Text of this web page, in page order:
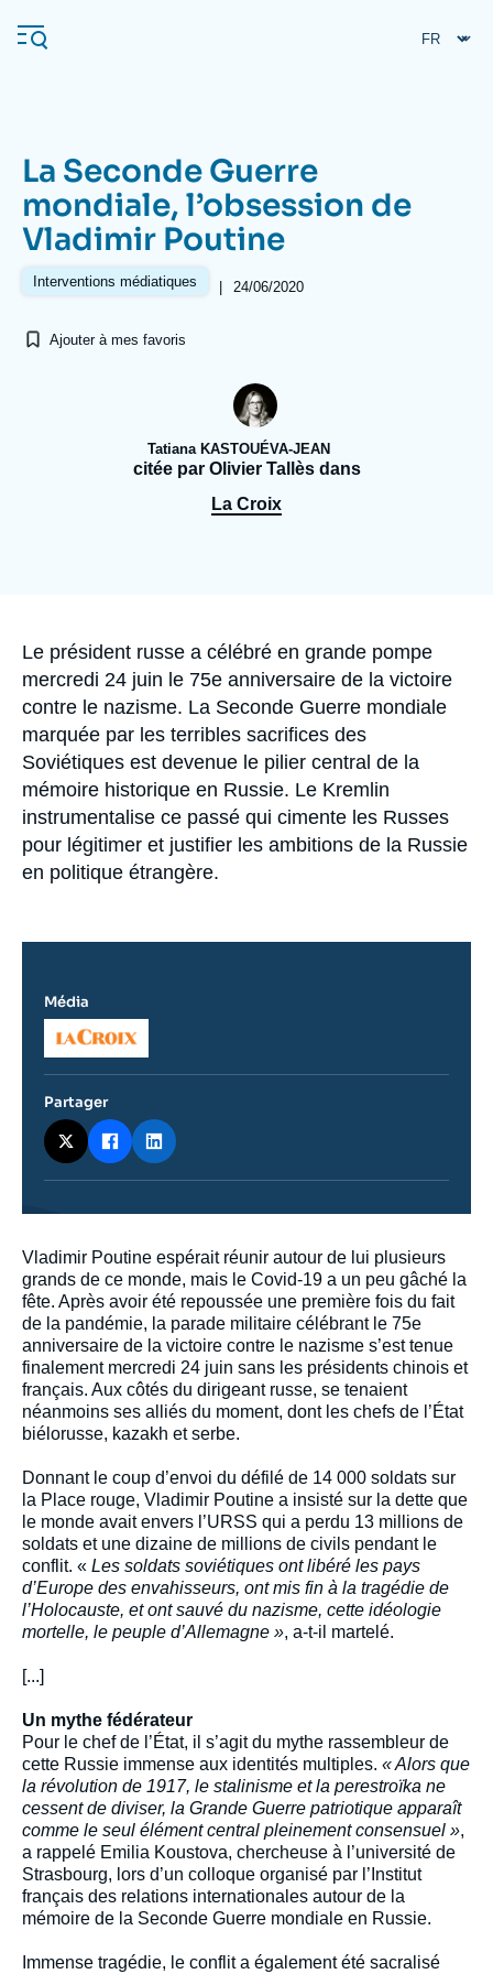
au
contenu
Navigation
principale
L'Ifri
Se connecter
À propos de l'Ifri
Proche-Orient
La Seconde Guerre
mondiale, l’obsession de
Vladimir Poutine
Interventions médiatiques | 24/06/2020
Ajouter à mes favoris
Tatiana KASTOUÉVA-JEAN
citée par Olivier Tallès dans
La Croix
Accroche
Le président russe a célébré en grande pompe
mercredi 24 juin le 75e anniversaire de la victoire
contre le nazisme. La Seconde Guerre mondiale
marquée par les terribles sacrifices des
Soviétiques est devenue le pilier central de la
mémoire historique en Russie. Le Kremlin
instrumentalise ce passé qui cimente les Russes
pour légitimer et justifier les ambitions de la Russie
en politique étrangère.
Contenu
intervention
médiatique
Vladimir Poutine espérait réunir autour de lui plusieurs
grands de ce monde, mais le Covid-19 a un peu gâché la
fête. Après avoir été repoussée une première fois du fait
de la pandémie, la parade militaire célébrant le 75e
anniversaire de la victoire contre le nazisme s’est tenue
finalement mercredi 24 juin sans les présidents chinois et
français. Aux côtés du dirigeant russe, se tenaient
néanmoins ses alliés du moment, dont les chefs de l’État
biélorusse, kazakh et serbe.
Donnant le coup d’envoi du défilé de 14 000 soldats sur
la Place rouge, Vladimir Poutine a insisté sur la dette que
le monde avait envers l’URSS qui a perdu 13 millions de
soldats et une dizaine de millions de civils pendant le
conflit. « Les soldats soviétiques ont libéré les pays
d’Europe des envahisseurs, ont mis fin à la tragédie de
l’Holocauste, et ont sauvé du nazisme, cette idéologie
mortelle, le peuple d’Allemagne », a-t-il martelé.
[...]
Un mythe fédérateur
Pour le chef de l’État, il s’agit du mythe rassembleur de
cette Russie immense aux identités multiples. « Alors que
la révolution de 1917, le stalinisme et la perestroïka ne
cessent de diviser, la Grande Guerre patriotique apparaît
comme le seul élément central pleinement consensuel »,
a rappelé Emilia Koustova, chercheuse à l’université de
Strasbourg, lors d’un colloque organisé par l’Institut
français des relations internationales autour de la
mémoire de la Seconde Guerre mondiale en Russie.
Immense tragédie, le conflit a également été sacralisé
Média
Logo
Partager